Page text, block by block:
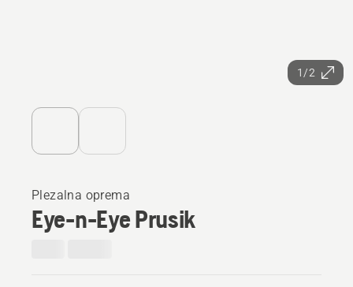
1/2
Plezalna oprema
Eye-n-Eye Prusik